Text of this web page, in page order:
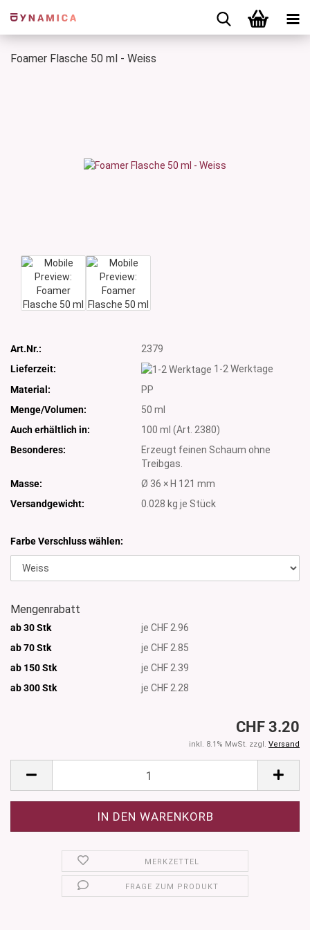
Foamer Flasche 50 ml - Weiss
Art.Nr.:
2379
Lieferzeit:
1-2 Werktage
Material:
PP
Menge/Volumen:
50 ml
Auch erhältlich in:
100 ml (Art. 2380)
Besonderes:
Erzeugt feinen Schaum ohne
Treibgas.
Masse:
Ø 36 × H 121 mm
Versandgewicht:
0.028 kg je Stück
Farbe Verschluss wählen:
Mengenrabatt
ab 30 Stk
je CHF 2.96
ab 70 Stk
je CHF 2.85
ab 150 Stk
je CHF 2.39
ab 300Stk je CHF 2.28
CHF 3.20
inkl. 8.1% MwSt. zzgl. Versand
MERKZETTEL
FRAGE ZUM PRODUKT